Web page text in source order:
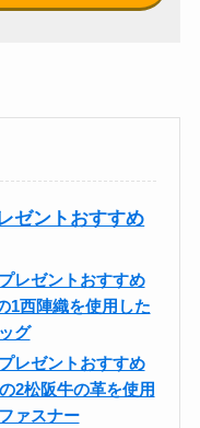
ゼントおすすめ
レゼントおすすめ
1西陣織を使用した
グ
レゼントおすすめ
2松阪牛の革を使用
ァスナー